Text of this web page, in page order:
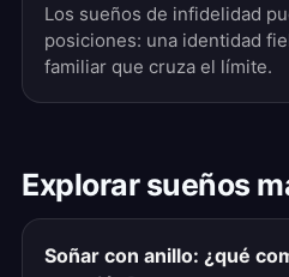
Los sueños de infidelidad
posiciones: una identidad
familiar que cruza el límite.
Explorar sueños
Soñar con anillo: ¿qué